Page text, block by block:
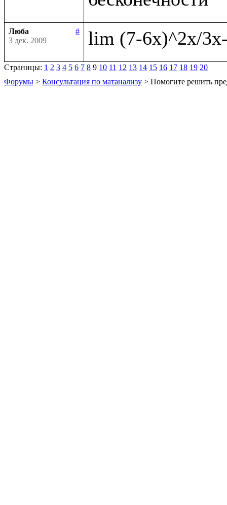
Люба
#
3 дек. 2009
Страницы: 1 2 3 4 5 6 7 8 9 10 11 12 13 14 15 16 17 18 19 20
Форумы > Консультация по матанализу > Помогите решить